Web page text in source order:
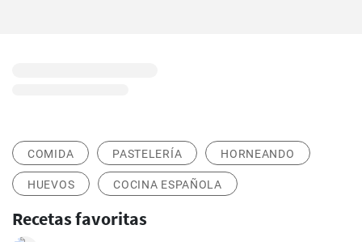
COMIDA PASTELERÍA HORNEANDO
HUEVOS COCINA ESPAÑOLA
Recetas favoritas